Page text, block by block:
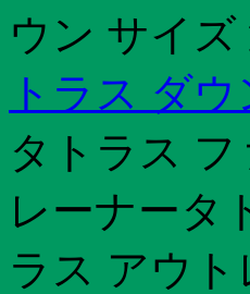
ウン サイ
トラス ダ
タトラス
レーナータ
ラス アウ